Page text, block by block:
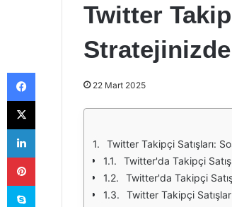
Twitter
22 Mart 2025
Twitter Takipçi Satışları:
Twitter'da Takipçi
Twitter'da Takipçi
Twitter Takipçi
Facebook
X
LinkedIn
Pinterest
Skype